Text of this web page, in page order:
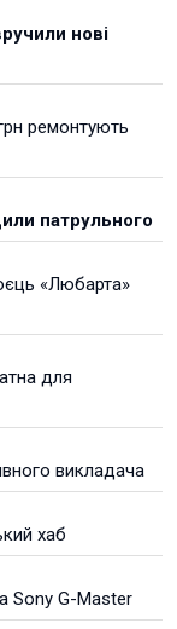
нові
ремонтують
патрульного
«Любарта»
для
викладача
хаб
Sony G-Master